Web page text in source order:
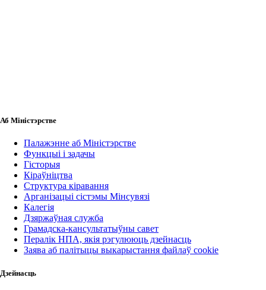
Аб Міністэрстве
Палажэнне аб Міністэрстве
Функцыі і задачы
Гісторыя
Кіраўніцтва
Структура кіравання
Арганізацыі сістэмы Мінсувязі
Калегія
Дзяржаўная служба
Грамадска-кансультатыўны савет
Пералік НПА, якія рэгулююць дзейнасць
Заява аб палітыцы выкарыстання файлаў cookie
Дзейнасць